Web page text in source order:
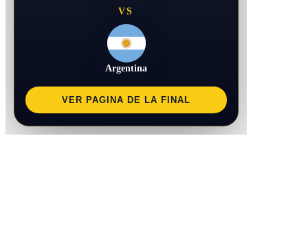
VS
Argentina
VER PAGINA DE LA FINAL